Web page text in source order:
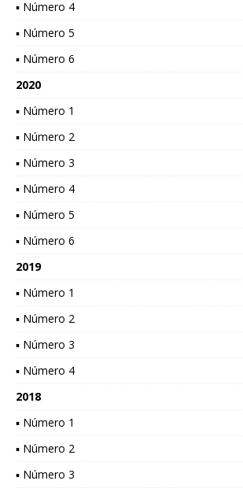
▪ Número 4
▪ Número 5
▪ Número 6
2020
▪ Número 1
▪ Número 2
▪ Número 3
▪ Número 4
▪ Número 5
▪ Número 6
2019
▪ Número 1
▪ Número 2
▪ Número 3
▪ Número 4
2018
▪ Número 1
▪ Número 2
▪ Número 3